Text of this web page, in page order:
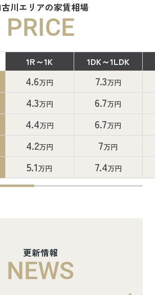
川エリアの家賃相場
PRICE
1R～1K 1DK～1LDK
4.6万円 7.3万円
4.3万円 6.7万円
4.4万円 6.7万円
4.2万円 7万円
5.1万円 7.4万円
更新情報
NEWS